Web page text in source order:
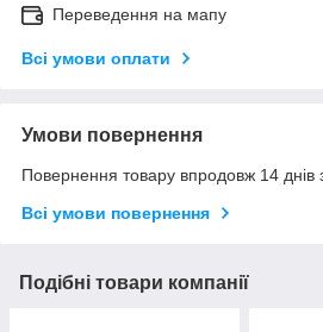
Переведення на мапу
Всі умови оплати
Умови повернення
Повернення товару впродовж 14 днів
Всі умови повернення
Подібні товари компанії